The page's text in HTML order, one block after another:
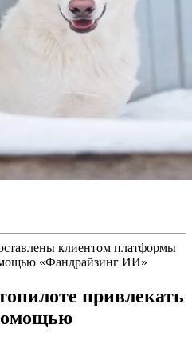
клиентом платформы
«Фандрайзинг ИИ»
привлекать